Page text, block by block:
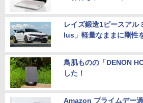
レイズ鍛造1ピースアル
lus」軽量なままに剛性
鳥肌ものの「DENON
した！
Amazon プライムデー